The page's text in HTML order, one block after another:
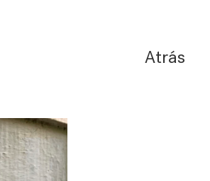
Atrás